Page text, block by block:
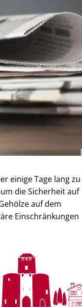
einige Tage lang zu
die Sicherheit auf
auf dem
Einschränkungen